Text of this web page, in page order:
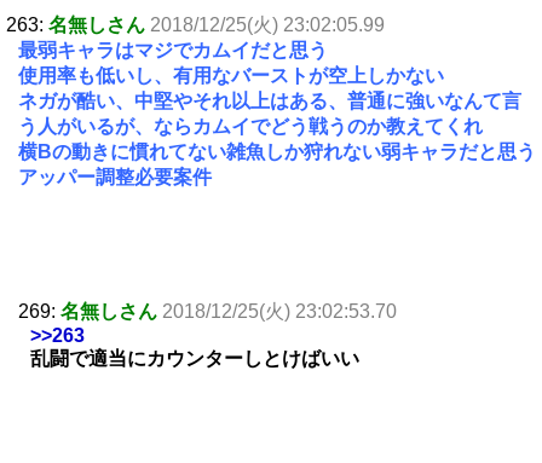
263: 名無しさん 2018/12/25(火) 23:02:05.99
最弱キャラはマジでカムイだと思う
使用率も低いし、有用なバーストが空上しかない
ネガが酷い、中堅やそれ以上はある、普通に強いなんて言
う人がいるが、ならカムイでどう戦うのか教えてくれ
横Bの動きに慣れてない雑魚しか狩れない弱キャラだと思う
アッパー調整必要案件
269: 名無しさん 2018/12/25(火) 23:02:53.70
>>263
乱闘で適当にカウンターしとけばいい